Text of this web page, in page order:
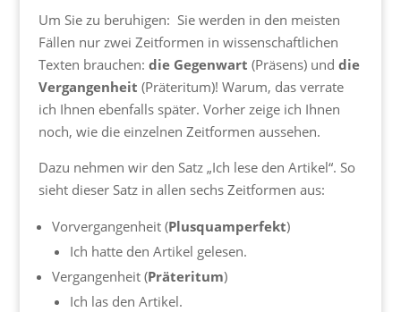
Um Sie zu beruhigen: Sie werden in den meisten
Fällen nur zwei Zeitformen in wissenschaftlichen
Texten brauchen: die Gegenwart (Präsens) und die
Vergangenheit (Präteritum)! Warum, das verrate
ich Ihnen ebenfalls später. Vorher zeige ich Ihnen
noch, wie die einzelnen Zeitformen aussehen.
Dazu nehmen wir den Satz „Ich lese den Artikel“. So
sieht dieser Satz in allen sechs Zeitformen aus:
Vorvergangenheit (Plusquamperfekt)
Ich hatte den Artikel gelesen.
Vergangenheit (Präteritum)
Ich las den Artikel.